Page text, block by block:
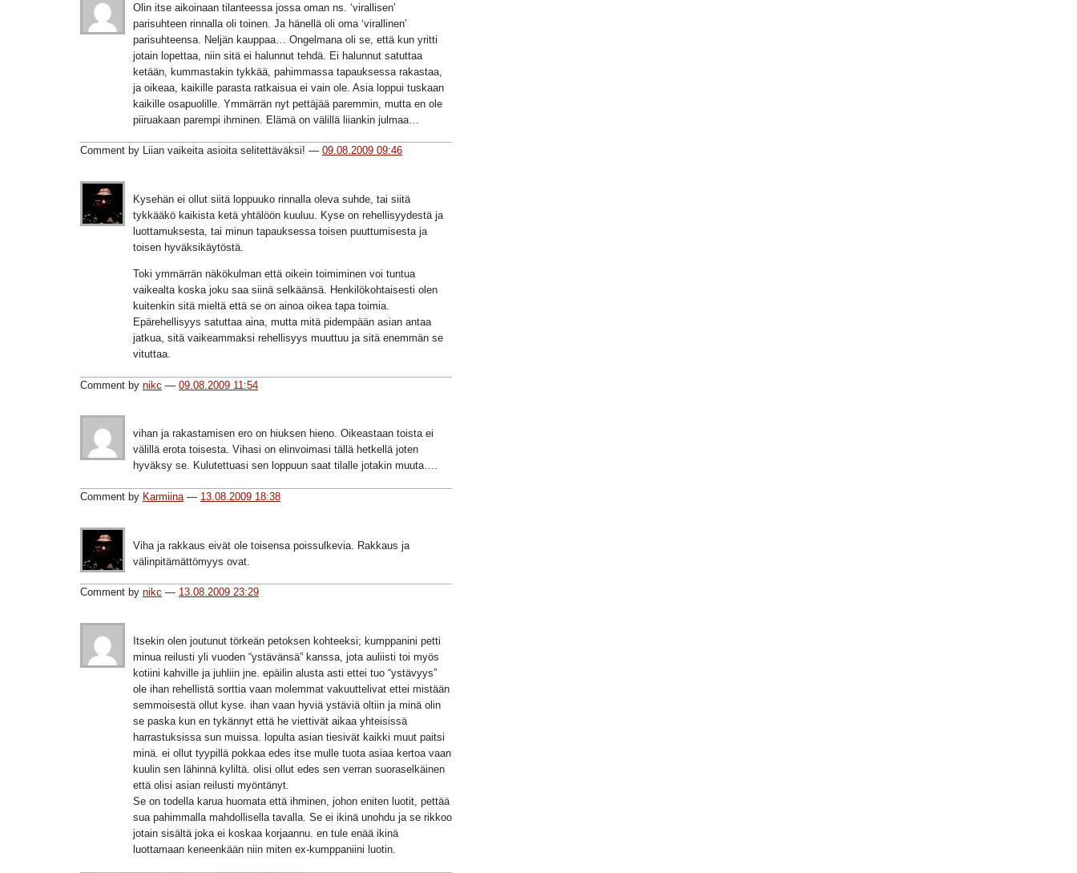
Olin itse aikoinaan tilanteessa jossa oman ns. ‘virallisen’
parisuhteen rinnalla oli toinen. Ja hänellä oli oma ‘virallinen’
parisuhteensa. Neljän kauppaa… Ongelmana oli se, että kun yritti
jotain lopettaa, niin sitä ei halunnut tehdä. Ei halunnut satuttaa
ketään, kummastakin tykkää, pahimmassa tapauksessa rakastaa,
ja oikeaa, kaikille parasta ratkaisua ei vain ole. Asia loppui tuskaan
kaikille osapuolille. Ymmärrän nyt pettäjää paremmin, mutta en ole
piiruakaan parempi ihminen. Elämä on välillä liiankin julmaa…
Comment by Liian vaikeita asioita selitettäväksi! — 09.08.2009 09:46
Kysehän ei ollut siitä loppuuko rinnalla oleva suhde, tai siitä
tykkääkö kaikista ketä yhtälöön kuuluu. Kyse on rehellisyydestä ja
luottamuksesta, tai minun tapauksessa toisen puuttumisesta ja
toisen hyväksikäytöstä.
Toki ymmärrän näkökulman että oikein toimiminen voi tuntua
vaikealta koska joku saa siinä selkäänsä. Henkilökohtaisesti olen
kuitenkin sitä mieltä että se on ainoa oikea tapa toimia.
Epärehellisyys satuttaa aina, mutta mitä pidempään asian antaa
jatkua, sitä vaikeammaksi rehellisyys muuttuu ja sitä enemmän se
vituttaa.
Comment by nikc — 09.08.2009 11:54
vihan ja rakastamisen ero on hiuksen hieno. Oikeastaan toista ei
välillä erota toisesta. Vihasi on elinvoimasi tällä hetkellä joten
hyväksy se. Kulutettuasi sen loppuun saat tilalle jotakin muuta….
Comment by Karmiina— 13.08.2009 18:38
Viha ja rakkaus eivät ole toisensa poissulkevia. Rakkaus ja
välinpitämättömyys ovat.
Comment by nikc — 13.08.2009 23:29
Itsekin olen joutunut törkeän petoksen kohteeksi; kumppanini petti
minua reilusti yli vuoden “ystävänsä” kanssa, jota auliisti toi myös
kotiini kahville ja juhliin jne. epäilin alusta asti ettei tuo “ystävyys”
ole ihan rehellistä sorttia vaan molemmat vakuuttelivat ettei mistään
semmoisestä ollut kyse. ihan vaan hyviä ystäviä oltiin ja minä olin
se paska kun en tykännyt että he viettivät aikaa yhteisissä
harrastuksissa sun muissa. lopulta asian tiesivät kaikki muut paitsi
minä. ei ollut tyypillä pokkaa edes itse mulle tuota asiaa kertoa vaan
kuulin sen lähinnä kyliltä. olisi ollut edes sen verran suoraselkäinen
että olisi asian reilusti myöntänyt.
Se on todella karua huomata että ihminen, johon eniten luotit, pettää
sua pahimmalla mahdollisella tavalla. Se ei ikinä unohdu ja se rikkoo
jotain sisältä joka ei koskaa korjaannu. en tule enää ikinä
luottamaan keneenkään niin miten ex-kumppaniini luotin.